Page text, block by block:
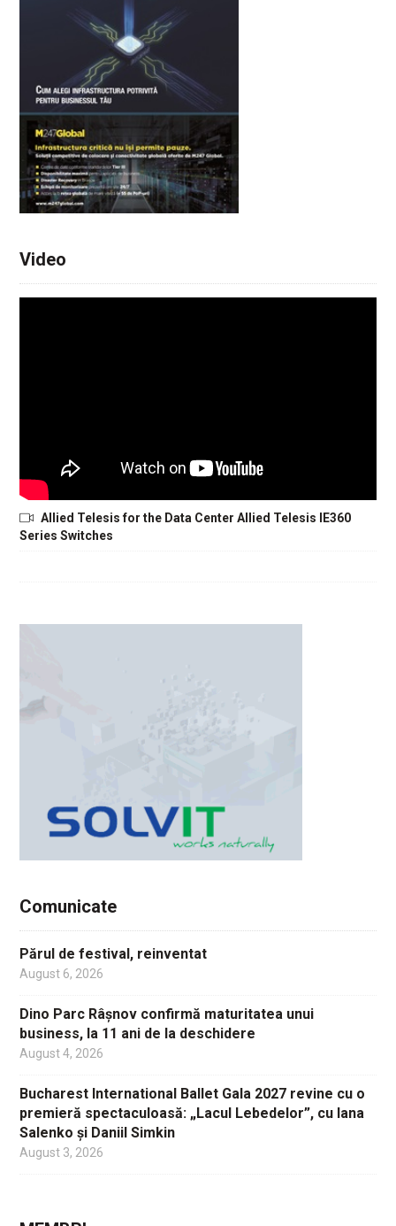
Video
Allied Telesis for the Data Center Allied Telesis IE360
Series Switches
Comunicate
Părul de festival, reinventat
August 6, 2026
Dino Parc Râșnov confirmă maturitatea unui
business, la 11 ani de la deschidere
August 4, 2026
Bucharest International Ballet Gala 2027 revine cu o
premieră spectaculoasă: „Lacul Lebedelor”, cu Iana
Salenko și Daniil Simkin
August 3, 2026